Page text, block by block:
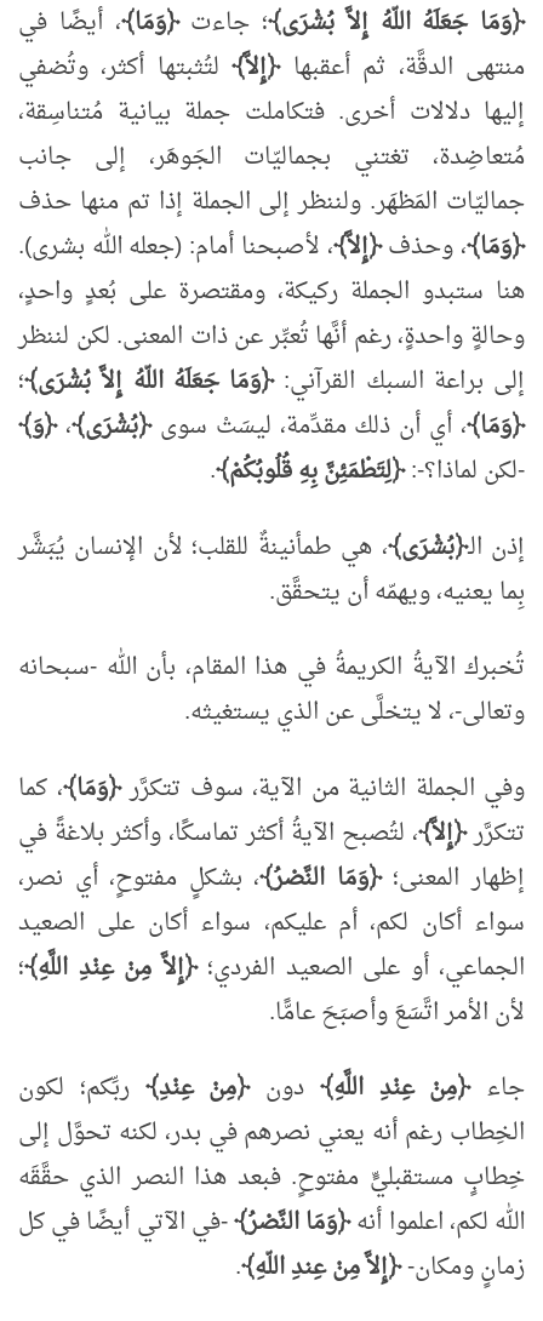
﴿وَمَا جَعَلَهُ اللّهُ إِلاَّ بُشْرَى﴾؛ جاءت﴿وَمَا﴾، أيضًا في
منتهى الدقَّة، ثم أعقبها﴿إِلاَّ﴾لتُثبتها أكثر، وتُضفي
إليها دلالات أخرى. فتكاملت جملة بيانية مُتناسِقة،
مُتعاضِدة، تغتني بجماليّات الجَوهَر، إلى جانب
جماليّات المَظهَر. ولننظر إلى الجملة إذا تم منها حذف
﴿وَمَا﴾، وحذف﴿إِلاَّ﴾، لأصبحنا أمام: (جعله الله بشرى).
هنا ستبدو الجملة ركيكة، ومقتصرة على بُعدٍ واحدٍ،
وحالةٍ واحدةٍ، رغم أنَّها تُعبِّر عن ذات المعنى. لكن لننظر
إلى براعة السبك القرآني:﴿وَمَا جَعَلَهُ اللّهُ إِلاَّ بُشْرَى﴾؛
﴿وَمَا﴾، أي أن ذلك مقدِّمة، ليسَتْ سوى﴿بُشْرَى﴾،﴿وَ﴾
-لكن لماذا؟-:﴿لِتَطْمَئِنَّ بِهِ قُلُوبُكُمْ﴾.
إذن الـ﴿بُشْرَى﴾، هي طمأنينةٌ للقلب؛ لأن الإنسان يُبَشَّر
بِما يعنيه، ويهمّه أن يتحقَّق.
تُخبرك الآيةُ الكريمةُ في هذا المقام، بأن الله -سبحانه
وتعالى-، لا يتخلَّى عن الذي يستغيثه.
وفي الجملة الثانية من الآية، سوف تتكرَّر﴿وَمَا﴾، كما
تتكرَّر﴿إِلاَّ﴾، لتُصبح الآيةُ أكثر تماسكًا، وأكثر بلاغةً في
إظهار المعنى؛ ﴿وَمَا النَّصْرُ﴾، بشكلٍ مفتوحٍ، أي نصر،
سواء أكان لكم، أم عليكم، سواء أكان على الصعيد
الجماعي، أو على الصعيد الفردي؛﴿إِلاَّ مِنْ عِنْدِ اللَّهِ﴾؛
لأن الأمر اتَّسَعَ وأصبَحَ عامًّا.
جاء﴿مِنْ عِنْدِ اللَّهِ﴾ دون﴿مِنْ عِنْدِ﴾ ربِّكم؛ لكون
الخِطاب رغم أنه يعني نصرهم في بدر، لكنه تحوَّل إلى
خِطابٍ مستقبليٍّ مفتوحٍ. فبعد هذا النصر الذي حقَّقَه
الله لكم، اعلموا أنه﴿وَمَا النَّصْرُ﴾-في الآتي أيضًا في كل
زمانٍ ومكان-﴿إِلاَّ مِنْ عِندِ اللّهِ﴾.